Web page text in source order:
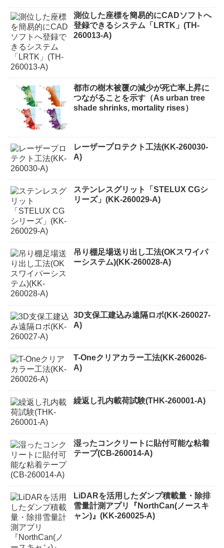
測位した座標を簡易的にCADソフトへ
登録できるシステム「LRTK」(TH-
260013-A)
都市の樹木被覆の減少が死亡率上昇に
つながることを示す（As urban tree
shade shrinks, mortality rises）
レーザープロテクト⼯法(KK-260030-
A)
ステンレスグリット「STELUX CGシ
リーズ」(KK-260029-A)
吊り棚足場送り出し工法(OKスワイパ
ーシステム)(KK-260028-A)
3D支保工建込み遠隔ロボ(KK-260027-
A)
T-Oneクリアカラー工法(KK-260026-
A)
繰返し孔内載荷試験(THK-260001-A)
湿ったコンクリートに貼付可能な粘着
テープ(CB-260014-A)
LiDARを活用したダンプ積載量・除排
雪量計測アプリ『NorthCan(ノースキ
ャン)』(KK-260025-A)